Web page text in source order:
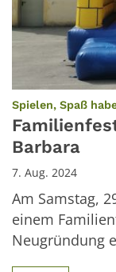
Spielen, Spaß
Barbara
7. Aug. 2024
Am Samstag,
einem
Neugründung